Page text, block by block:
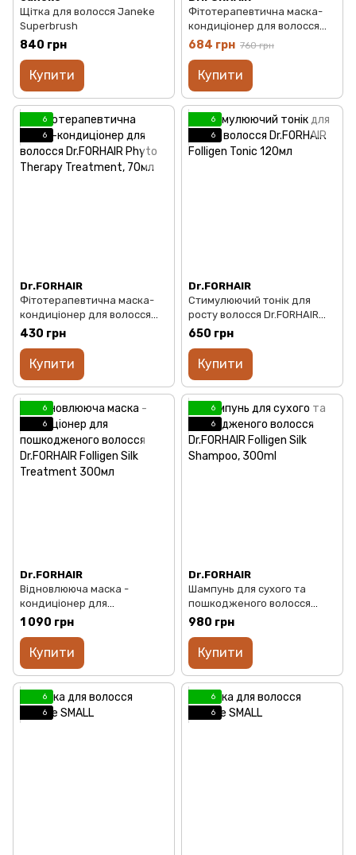
Щітка для волосся Janeke
Superbrush
840 грн
Купити
Фітотерапевтична маска-
кондиціонер для волосся
Dr.FORHAIR Phyto Therapy
Treatment, 300мл
684 грн 760 грн
Купити
6
6
Dr.FORHAIR
Фітотерапевтична маска-
кондиціонер для волосся
Dr.FORHAIR Phyto Therapy
Treatment, 70мл
430 грн
Купити
6
6
Dr.FORHAIR
Стимулюючий тонік для
росту волосся Dr.FORHAIR
Folligen Tonic 120мл
650 грн
Купити
6
6
Dr.FORHAIR
Відновлююча маска -
кондиціонер для
пошкодженого волосся
Dr.FORHAIR Folligen Silk
Treatment 300мл
1 090 грн
Купити
6
6
Dr.FORHAIR
Шампунь для сухого та
пошкодженого волосся
Dr.FORHAIR Folligen Silk
Shampoo, 300ml
980 грн
Купити
6
6
6
6